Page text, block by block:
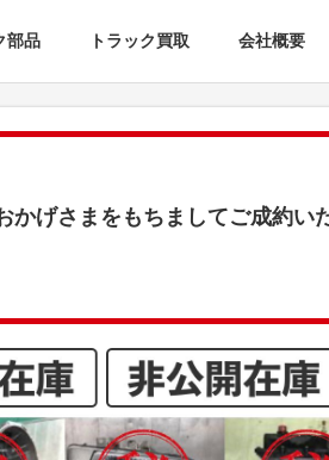
部品 トラック買取 会社概要
げさまをもちましてご成約い